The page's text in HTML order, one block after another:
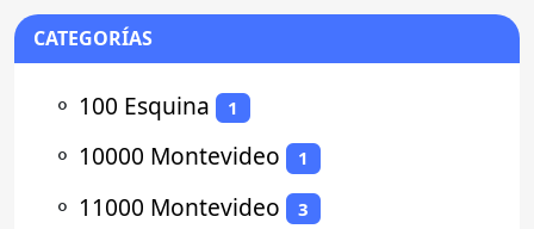
CATEGORÍAS
⚬ 100 Esquina 1
⚬ 10000 Montevideo 1
⚬ 11000 Montevideo 3